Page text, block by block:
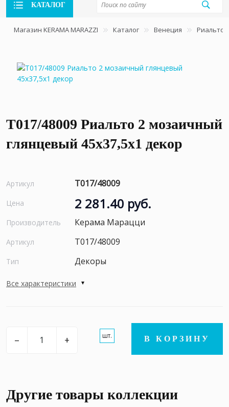
КАТАЛОГ
Магазин KERAMA MARAZZI Каталог Венеция Риальто
T017/48009 Риальто 2 мозаичный
глянцевый 45x37,5x1 декор
Артикул T017/48009
Цена 2 281.40 руб.
Производитель Керама Марацци
Артикул T017/48009
Тип Декоры
Все характеристики
– + шт. В КОРЗИНУ
Другие товары коллекции